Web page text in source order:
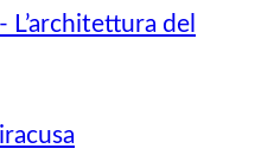
L’architettura del